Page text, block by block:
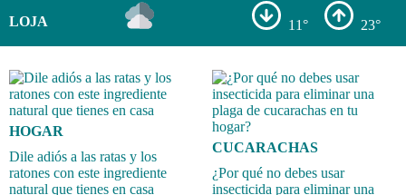
LOJA 11° 23°
HOGAR
Dile adiós a las ratas y los
ratones con este ingrediente
natural que tienes en casa
CUCARACHAS
¿Por qué no debes usar
insecticida para eliminar una